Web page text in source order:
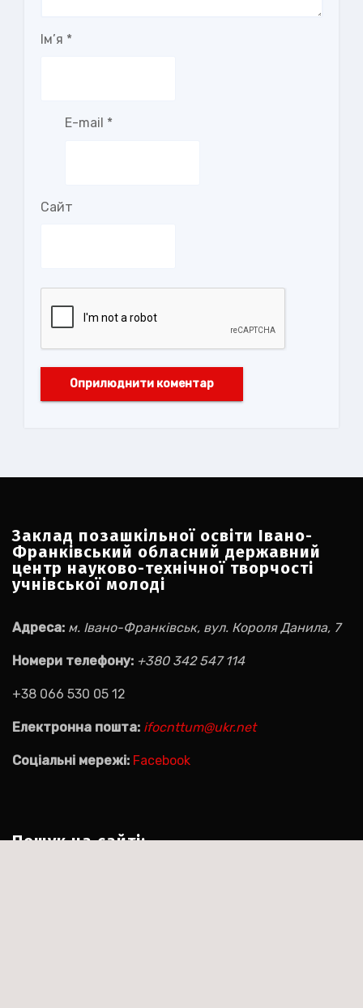
Ім’я *
E-mail *
Сайт
Заклад позашкільної освіти Івано-
Франківський обласний державний
центр науково-технічної творчості
учнівської молоді
Адреса: м. Івано-Франківськ, вул. Короля Данила, 7
Номери телефону: +380 342 547 114
+38 066 530 05 12
Електронна пошта: ifocnttum@ukr.net
Соціальні мережі: Facebook
Пошук на сайті: